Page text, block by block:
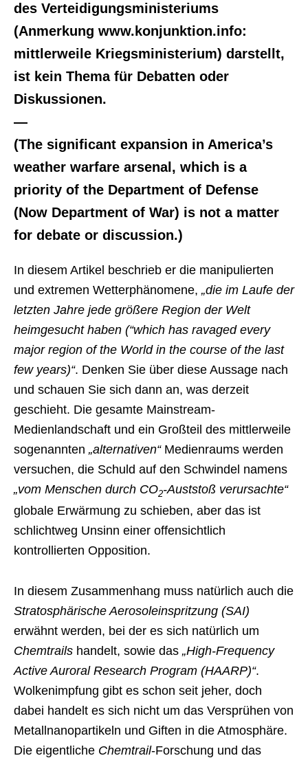
des Verteidigungsministeriums
(Anmerkung www.konjunktion.info:
mittlerweile Kriegsministerium) darstellt,
ist kein Thema für Debatten oder
Diskussionen.
—
(The significant expansion in America’s
weather warfare arsenal, which is a
priority of the Department of Defense
(Now Department of War) is not a matter
for debate or discussion.)
In diesem Artikel beschrieb er die manipulierten
und extremen Wetterphänomene, „die im Laufe der
letzten Jahre jede größere Region der Welt
heimgesucht haben (“which has ravaged every
major region of the World in the course of the last
few years)“. Denken Sie über diese Aussage nach
und schauen Sie sich dann an, was derzeit
geschieht. Die gesamte Mainstream-
Medienlandschaft und ein Großteil des mittlerweile
sogenannten „alternativen“Medienraums werden
versuchen, die Schuld auf den Schwindel namens
„vom Menschen durch CO2-Auststoß verursachte“
globale Erwärmung zu schieben, aber das ist
schlichtweg Unsinn einer offensichtlich
kontrollierten Opposition.
In diesem Zusammenhang muss natürlich auch die
Stratosphärische Aerosoleinspritzung (SAI)
erwähnt werden, bei der es sich natürlich um
Chemtrails handelt, sowie das „High-Frequency
Active Auroral Research Program (HAARP)“.
Wolkenimpfung gibt es schon seit jeher, doch
dabei handelt es sich nicht um das Versprühen von
Metallnanopartikeln und Giften in die Atmosphäre.
Die eigentliche Chemtrail-Forschung und das